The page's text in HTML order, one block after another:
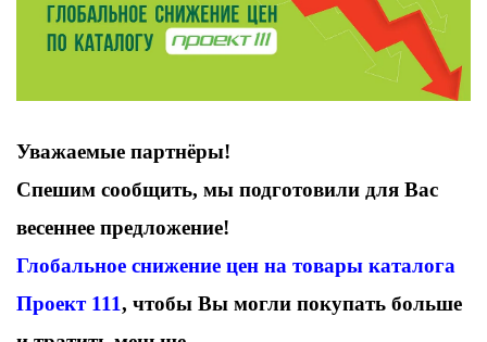
Уважаемые партнёры!
Спешим сообщить, мы подготовили для Вас
весеннее предложение!
Глобальное снижение цен на товары каталога
Проект 111, чтобы Вы могли покупать больше